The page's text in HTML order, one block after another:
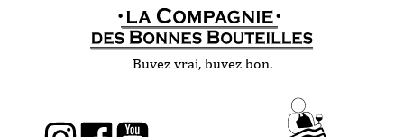
Buvez vrai, buvez bon.